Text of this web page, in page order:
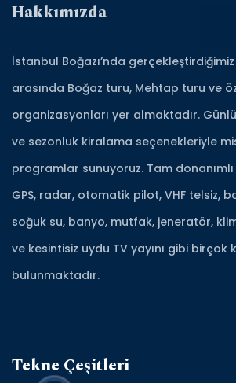
Hakkımızda
İstanbul Boğazı’nda gerçekleştirdiğimiz
arasında Boğaz turu, Mehtap turu ve
organizasyonları yer almaktadır.
ve sezonluk kiralama seçenekleriyle
programlar sunuyoruz. Tam
GPS, radar, otomatik pilot, VHF telsiz,
soğuk su, banyo, mutfak, jeneratör,
ve kesintisiz uydu TV yayını gibi
bulunmaktadır.
Tekne Çeşitleri